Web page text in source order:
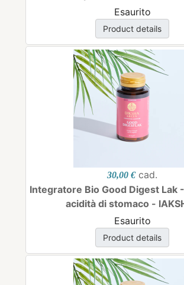
Esaurito
Product details
30,00 € cad.
Integratore Bio Good Digest Lak
acidità di stomaco -
Esaurito
Product details